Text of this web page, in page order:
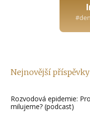
Nejnovější příspěvky
Rozvodová epidemie:
milujeme? (podcast)